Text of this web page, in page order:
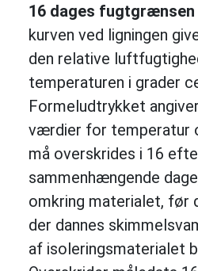
16 dages fugtgrænsen
kurven ved ligningen
den relative
temperaturen i grader
Formeludtrykket
værdier for temperatur
må overskrides i 16
sammenhængende
omkring materialet, før
der dannes
af isoleringsmaterialet